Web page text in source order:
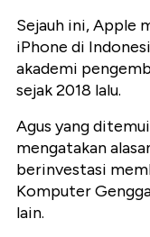
Sejauh ini, Apple
iPhone di
akademi
sejak 2018 lalu.
Agus yang
mengatakan
berinvestasi
Komputer
lain.